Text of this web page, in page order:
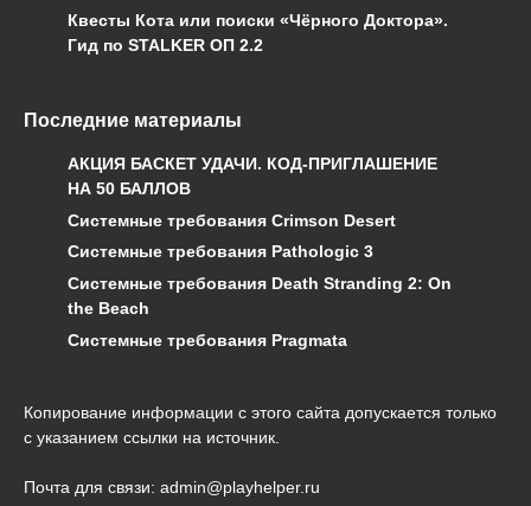
Квесты Кота или поиски «Чёрного Доктора».
Гид по STALKER ОП 2.2
Последние материалы
АКЦИЯ БАСКЕТ УДАЧИ. КОД-ПРИГЛАШЕНИЕ
НА 50 БАЛЛОВ
Системные требования Crimson Desert
Системные требования Pathologic 3
Системные требования Death Stranding 2: On
the Beach
Системные требования Pragmata
Копирование информации с этого сайта допускается только
с указанием ссылки на источник.
Почта для связи: admin@playhelper.ru